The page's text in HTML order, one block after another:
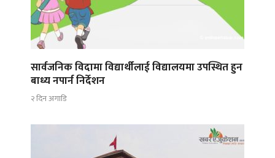
सार्वजनिक विदामा विद्यार्थीलाई विद्यालयमा उपस्थित हुन
बाध्य नपार्न निर्देशन
२ दिन अगाडि